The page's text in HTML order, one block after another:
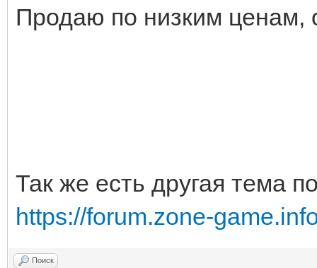
Продаю по низким ценам,
Так же есть другая тема
https://forum.zone-
Поиск